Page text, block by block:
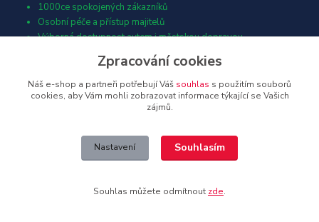
1000ce spokojených zákazníků
Osobní péče a přístup majitelů
Výborná dostupnost autem i městskou dopravou
Spolupráce s architekty a designéry
Jsme přesvědčení, že velké společnosti by měly pomáhat. Proto se již
od samotného vzniku snažíme podpořit ty, kteří pomoc opravdu
mezinárodní působností, kterápřináší humor a radost
Zpracování cookies
Náš e-shop a partneři potřebují Váš souhlas s použitím souborů
cookies, aby Vám mohli zobrazovat informace týkající se Vašich
zájmů.
Nastavení Souhlasím
Souhlas můžete odmítnout zde.